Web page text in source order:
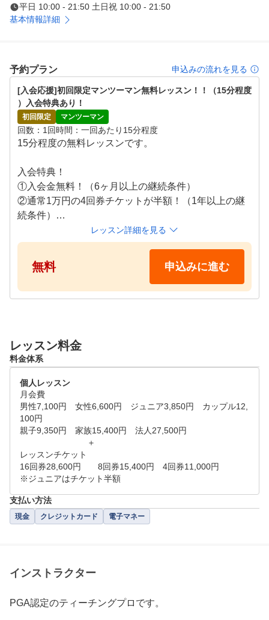
平日 10:00 - 21:50 土日祝 10:00 - 21:50
基本情報詳細
予約プラン 申込みの流れを見る
[入会応援]初回限定マンツーマン無料レッスン！！（15分程度
）入会特典あり！
初回限定 マンツーマン
回数 1回時間 一回あたり15分程度
15分程度の無料レッスンです。
入会特典！
①入会金無料！（6ヶ月以上の継続条件）
②通常1万円の4回券チケットが半額！（1年以上の継
続条件）
完全予約制になっております。
クラブ・シューズ・手袋は無料貸出しておりますので
手ぶらで大丈夫です。
レッスン詳細を見る
無料 申込みに進む
レッスン料金
料金体系
個人レッスン
月会費
男性7,100円　女性6,600円　ジュニア3,850円　カップル12,
100円
親子9,350円　家族15,400円　法人27,500円
＋
レッスンチケット
16回券28,600円　　8回券15,400円　4回券11,000円
※ジュニアはチケット半額
支払い方法
現金 クレジットカード 電子マネー
インストラクター
PGA認定のティーチングプロです。